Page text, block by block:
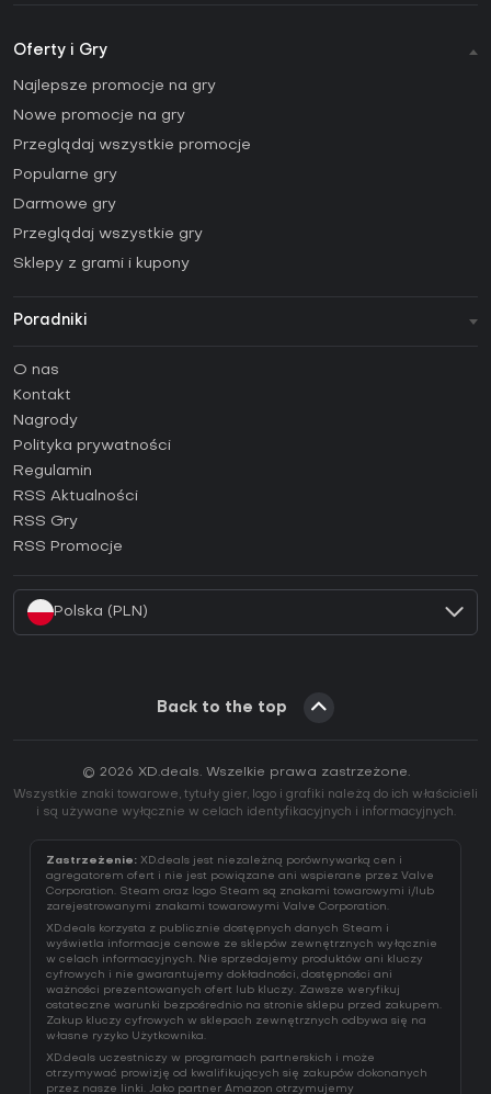
Oferty i Gry
Najlepsze promocje na gry
Nowe promocje na gry
Przeglądaj wszystkie promocje
Popularne gry
Darmowe gry
Przeglądaj wszystkie gry
Sklepy z grami i kupony
Poradniki
Poradniki
Jak aktywować klucz Steam (CD Key)?
Jak aktywować klucz Epic Games (CD Key)?
Jak aktywować klucz GOG (CD Key)?
Jak aktywować klucz Ubisoft Connect (CD Key)?
O nas
Kontakt
Nagrody
Polityka prywatności
Regulamin
RSS Aktualności
RSS Gry
RSS Promocje
Polska (PLN)
Back to the top
© 2026 XD.deals. Wszelkie prawa zastrzeżone.
Wszystkie znaki towarowe, tytuły gier, logo i grafiki należą do ich właścicieli
i są używane wyłącznie w celach identyfikacyjnych i informacyjnych.
Zastrzeżenie: XD.deals jest niezależną porównywarką cen i
agregatorem ofert i nie jest powiązane ani wspierane przez Valve
Corporation. Steam oraz logo Steam są znakami towarowymi i/lub
zarejestrowanymi znakami towarowymi Valve Corporation.
XD.deals korzysta z publicznie dostępnych danych Steam i
wyświetla informacje cenowe ze sklepów zewnętrznych wyłącznie
w celach informacyjnych. Nie sprzedajemy produktów ani kluczy
cyfrowych i nie gwarantujemy dokładności, dostępności ani
ważności prezentowanych ofert lub kluczy. Zawsze weryfikuj
ostateczne warunki bezpośrednio na stronie sklepu przed zakupem.
Zakup kluczy cyfrowych w sklepach zewnętrznych odbywa się na
własne ryzyko Użytkownika.
XD.deals uczestniczy w programach partnerskich i może
otrzymywać prowizję od kwalifikujących się zakupów dokonanych
przez nasze linki. Jako partner Amazon otrzymujemy